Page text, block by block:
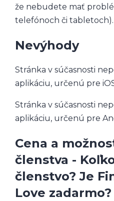
že nebudete mať
telefónoch či tabletoch).
Nevýhody
Stránka v súčasnosti
aplikáciu, určenú pre
Stránka v súčasnosti
aplikáciu, určenú pre
Cena a
členstva -
členstvo? Je
Love zadarmo?